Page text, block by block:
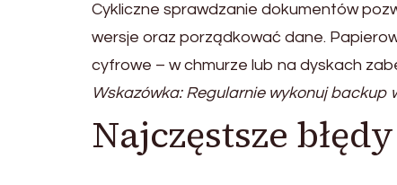
Cykliczne sprawdzanie dokumentów
wersje oraz porządkować dane.
cyfrowe – w chmurze lub na dyskach
Wskazówka: Regularnie wykonuj
Najczęstsze